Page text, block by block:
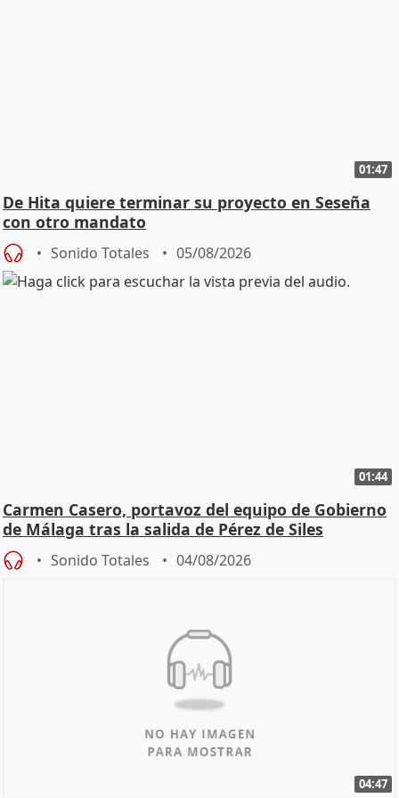
01:47
De Hita quiere terminar su proyecto en Seseña
con otro mandato
Sonido Totales 05/08/2026
01:44
Carmen Casero, portavoz del equipo de Gobierno
de Málaga tras la salida de Pérez de Siles
Sonido Totales 04/08/2026
04:47